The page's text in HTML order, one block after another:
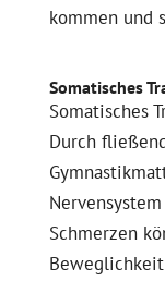
kommen und
Somatisches
Somatisches
Durch
Schmerzen